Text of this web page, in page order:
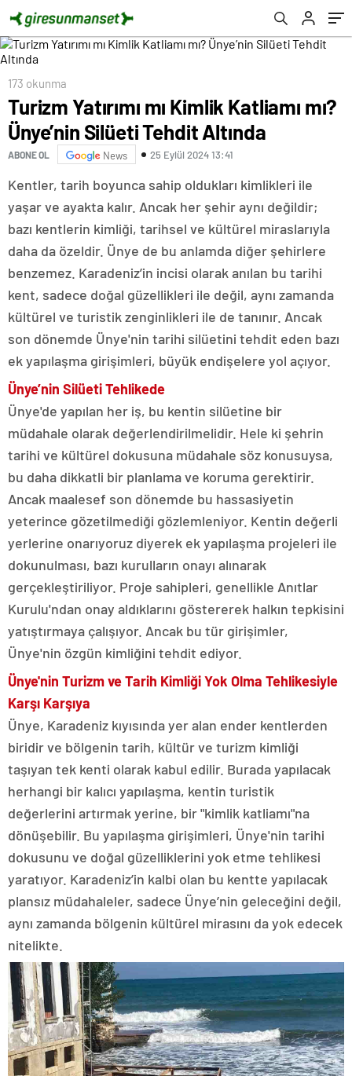
173 okunma
Turizm Yatırımı mı Kimlik Katliamı mı?
Ünye’nin Silüeti Tehdit Altında
ABONE OL News 25 Eylül 2024 13:41
Kentler, tarih boyunca sahip oldukları kimlikleri ile
yaşar ve ayakta kalır. Ancak her şehir aynı değildir;
bazı kentlerin kimliği, tarihsel ve kültürel miraslarıyla
daha da özeldir. Ünye de bu anlamda diğer şehirlere
benzemez. Karadeniz’in incisi olarak anılan bu tarihi
kent, sadece doğal güzellikleri ile değil, aynı zamanda
kültürel ve turistik zenginlikleri ile de tanınır. Ancak
son dönemde Ünye'nin tarihi silüetini tehdit eden bazı
ek yapılaşma girişimleri, büyük endişelere yol açıyor.
Ünye’nin Silüeti Tehlikede
Ünye'de yapılan her iş, bu kentin silüetine bir
müdahale olarak değerlendirilmelidir. Hele ki şehrin
tarihi ve kültürel dokusuna müdahale söz konusuysa,
bu daha dikkatli bir planlama ve koruma gerektirir.
Ancak maalesef son dönemde bu hassasiyetin
yeterince gözetilmediği gözlemleniyor. Kentin değerli
yerlerine onarıyoruz diyerek ek yapılaşma projeleri ile
dokunulması, bazı kurulların onayı alınarak
gerçekleştiriliyor. Proje sahipleri, genellikle Anıtlar
Kurulu'ndan onay aldıklarını göstererek halkın tepkisini
yatıştırmaya çalışıyor. Ancak bu tür girişimler,
Ünye'nin özgün kimliğini tehdit ediyor.
Ünye'nin Turizm ve Tarih Kimliği Yok Olma Tehlikesiyle
Karşı Karşıya
Ünye, Karadeniz kıyısında yer alan ender kentlerden
biridir ve bölgenin tarih, kültür ve turizm kimliği
taşıyan tek kenti olarak kabul edilir. Burada yapılacak
herhangi bir kalıcı yapılaşma, kentin turistik
değerlerini artırmak yerine, bir "kimlik katliamı"na
dönüşebilir. Bu yapılaşma girişimleri, Ünye'nin tarihi
dokusunu ve doğal güzelliklerini yok etme tehlikesi
yaratıyor. Karadeniz’in kalbi olan bu kentte yapılacak
plansız müdahaleler, sadece Ünye’nin geleceğini değil,
aynı zamanda bölgenin kültürel mirasını da yok edecek
nitelikte.